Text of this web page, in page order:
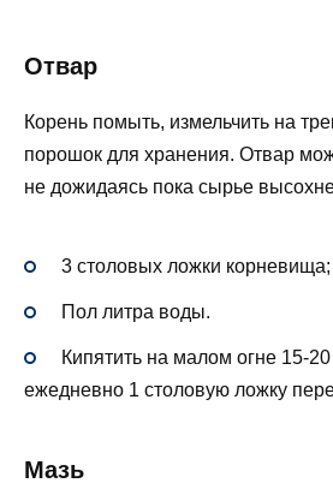
Отвар
Корень помыть, измельчить на
порошок для хранения. Отвар
не дожидаясь пока сырье
3 столовых ложки корневища;
Пол литра воды.
Кипятить на малом огне 15-
ежедневно 1 столовую ложку
Мазь